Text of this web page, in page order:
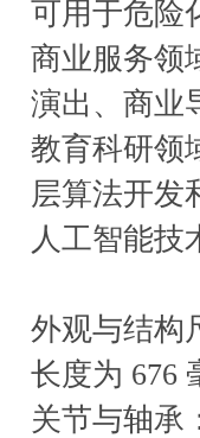
可用于危险
商业服务领
演出、商业
教育科研领
层算法开发
人工智能技
外观与结构
长度为 676
关节与轴承